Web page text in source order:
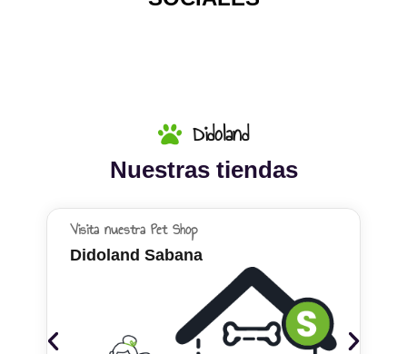
Didoland
Nuestras tiendas
Visita nuestra Pet Shop
Didoland Sabana